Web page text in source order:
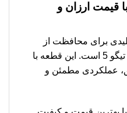
شلگیر جلو تیگو 5 با قیمت ارزان و
قطعه‌ای کلیدی برای محافظت از
سپر جلو و گلگیر در خودروی تیگو 5 است. این قطعه با
عملکردی مطمئن و